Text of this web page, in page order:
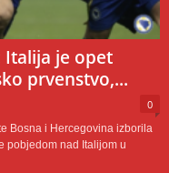
Italija je opet
prvenstvo,...
0
Bosna i Hercegovina izborila
pobjedom nad Italijom u